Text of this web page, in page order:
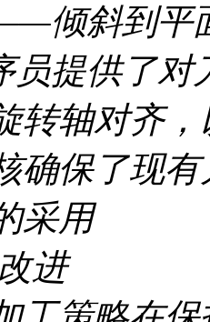
倾斜到平
提供了对
转轴对齐
确保了现
采用
进